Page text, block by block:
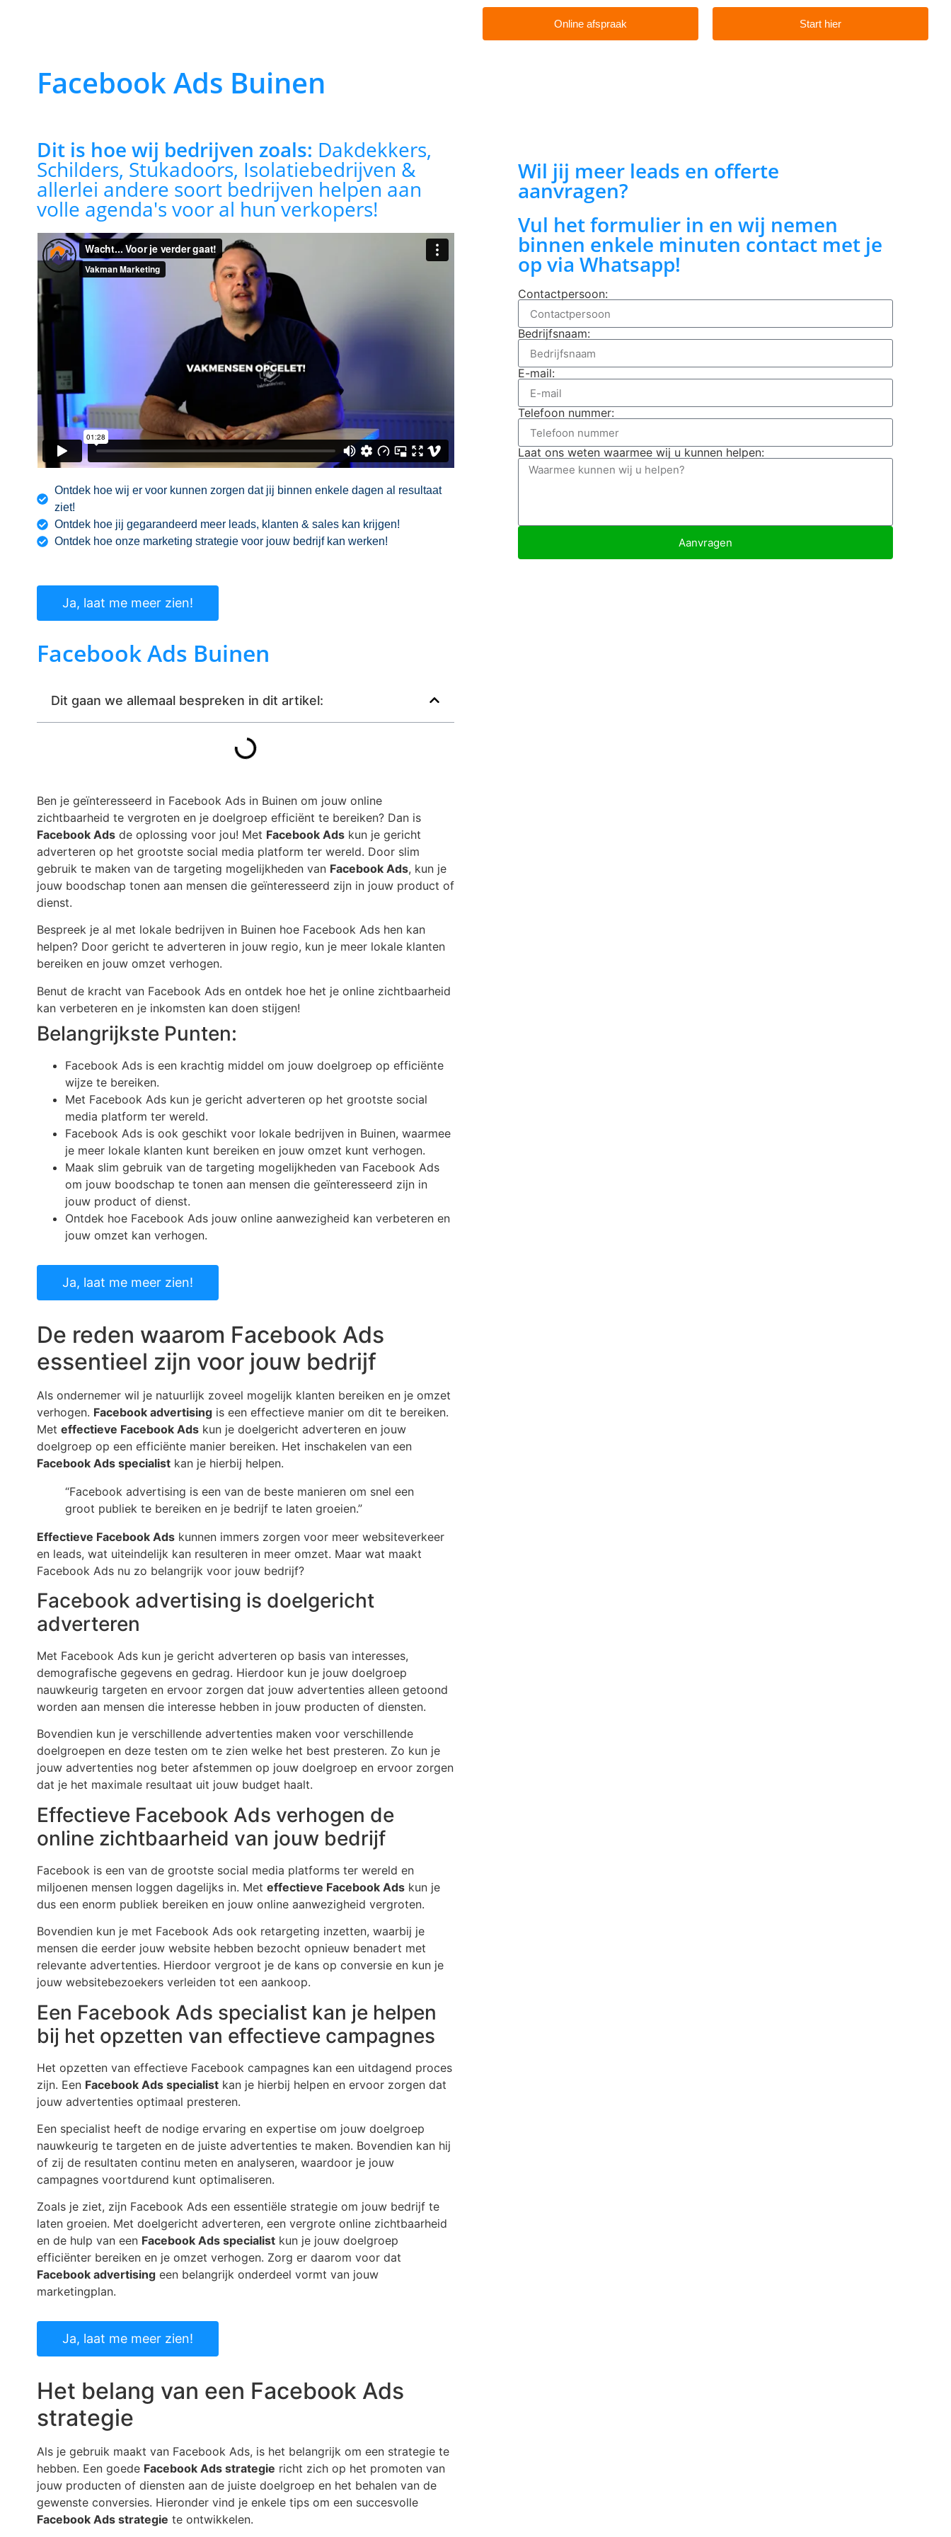
Online afspraak Start hier
Facebook Ads Buinen
Dit is hoe wij bedrijven zoals: Dakdekkers,
Schilders, Stukadoors, Isolatiebedrijven &
allerlei andere soort bedrijven helpen aan
volle agenda's voor al hun verkopers!
Ontdek hoe wij er voor kunnen zorgen dat jij binnen enkele dagen al resultaat
ziet!
Ontdek hoe jij gegarandeerd meer leads, klanten & sales kan krijgen!
Ontdek hoe onze marketing strategie voor jouw bedrijf kan werken!
Ja, laat me meer zien!
Facebook Ads Buinen
Dit gaan we allemaal bespreken in dit artikel:
Ben je geïnteresseerd in Facebook Ads in Buinen om jouw online
zichtbaarheid te vergroten en je doelgroep efficiënt te bereiken? Dan is
Facebook Ads de oplossing voor jou! Met Facebook Ads kun je gericht
adverteren op het grootste social media platform ter wereld. Door slim
gebruik te maken van de targeting mogelijkheden van Facebook Ads, kun je
jouw boodschap tonen aan mensen die geïnteresseerd zijn in jouw product of
dienst.
Bespreek je al met lokale bedrijven in Buinen hoe Facebook Ads hen kan
helpen? Door gericht te adverteren in jouw regio, kun je meer lokale klanten
bereiken en jouw omzet verhogen.
Benut de kracht van Facebook Ads en ontdek hoe het je online zichtbaarheid
kan verbeteren en je inkomsten kan doen stijgen!
Belangrijkste Punten:
Facebook Ads is een krachtig middel om jouw doelgroep op efficiënte
wijze te bereiken.
Met Facebook Ads kun je gericht adverteren op het grootste social
media platform ter wereld.
Facebook Ads is ook geschikt voor lokale bedrijven in Buinen, waarmee
je meer lokale klanten kunt bereiken en jouw omzet kunt verhogen.
Maak slim gebruik van de targeting mogelijkheden van Facebook Ads
om jouw boodschap te tonen aan mensen die geïnteresseerd zijn in
jouw product of dienst.
Ontdek hoe Facebook Ads jouw online aanwezigheid kan verbeteren en
jouw omzet kan verhogen.
Ja, laat me meer zien!
De reden waarom Facebook Ads
essentieel zijn voor jouw bedrijf
Als ondernemer wil je natuurlijk zoveel mogelijk klanten bereiken en je omzet
verhogen. Facebook advertising is een effectieve manier om dit te bereiken.
Met effectieve Facebook Ads kun je doelgericht adverteren en jouw
doelgroep op een efficiënte manier bereiken. Het inschakelen van een
Facebook Ads specialist kan je hierbij helpen.
“Facebook advertising is een van de beste manieren om snel een
groot publiek te bereiken en je bedrijf te laten groeien.”
Effectieve Facebook Ads kunnen immers zorgen voor meer websiteverkeer
en leads, wat uiteindelijk kan resulteren in meer omzet. Maar wat maakt
Facebook Ads nu zo belangrijk voor jouw bedrijf?
Facebook advertising is doelgericht
adverteren
Met Facebook Ads kun je gericht adverteren op basis van interesses,
demografische gegevens en gedrag. Hierdoor kun je jouw doelgroep
nauwkeurig targeten en ervoor zorgen dat jouw advertenties alleen getoond
worden aan mensen die interesse hebben in jouw producten of diensten.
Bovendien kun je verschillende advertenties maken voor verschillende
doelgroepen en deze testen om te zien welke het best presteren. Zo kun je
jouw advertenties nog beter afstemmen op jouw doelgroep en ervoor zorgen
dat je het maximale resultaat uit jouw budget haalt.
Effectieve Facebook Ads verhogen de
online zichtbaarheid van jouw bedrijf
Facebook is een van de grootste social media platforms ter wereld en
miljoenen mensen loggen dagelijks in. Met effectieve Facebook Ads kun je
dus een enorm publiek bereiken en jouw online aanwezigheid vergroten.
Bovendien kun je met Facebook Ads ook retargeting inzetten, waarbij je
mensen die eerder jouw website hebben bezocht opnieuw benadert met
relevante advertenties. Hierdoor vergroot je de kans op conversie en kun je
jouw websitebezoekers verleiden tot een aankoop.
Een Facebook Ads specialist kan je helpen
bij het opzetten van effectieve campagnes
Het opzetten van effectieve Facebook campagnes kan een uitdagend proces
zijn. Een Facebook Ads specialist kan je hierbij helpen en ervoor zorgen dat
jouw advertenties optimaal presteren.
Een specialist heeft de nodige ervaring en expertise om jouw doelgroep
nauwkeurig te targeten en de juiste advertenties te maken. Bovendien kan hij
of zij de resultaten continu meten en analyseren, waardoor je jouw
campagnes voortdurend kunt optimaliseren.
Zoals je ziet, zijn Facebook Ads een essentiële strategie om jouw bedrijf te
laten groeien. Met doelgericht adverteren, een vergrote online zichtbaarheid
en de hulp van een Facebook Ads specialist kun je jouw doelgroep
efficiënter bereiken en je omzet verhogen. Zorg er daarom voor dat
Facebook advertising een belangrijk onderdeel vormt van jouw
marketingplan.
Ja, laat me meer zien!
Het belang van een Facebook Ads
strategie
Als je gebruik maakt van Facebook Ads, is het belangrijk om een strategie te
hebben. Een goede Facebook Ads strategie richt zich op het promoten van
jouw producten of diensten aan de juiste doelgroep en het behalen van de
gewenste conversies. Hieronder vind je enkele tips om een succesvolle
Facebook Ads strategie te ontwikkelen.
Wil jij meer leads en offerte
aanvragen?
Vul het formulier in en wij nemen
binnen enkele minuten contact met je
op via Whatsapp!
Contactpersoon:
Bedrijfsnaam:
E-mail:
Telefoon nummer:
Laat ons weten waarmee wij u kunnen helpen:
Aanvragen